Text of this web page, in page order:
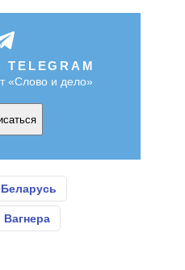
«Слово и дело»
Беларусь
Вагнера